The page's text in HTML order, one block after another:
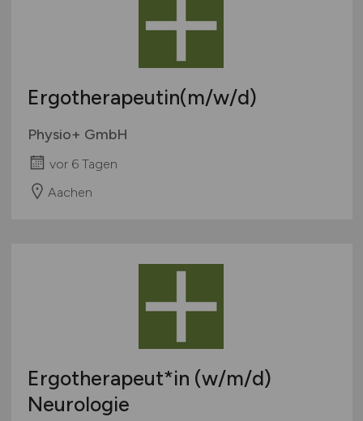
Ergotherapeutin(m/w/d)
Physio+ GmbH
vor 6 Tagen
Aachen
Ergotherapeut*in (w/m/d)
Neurologie